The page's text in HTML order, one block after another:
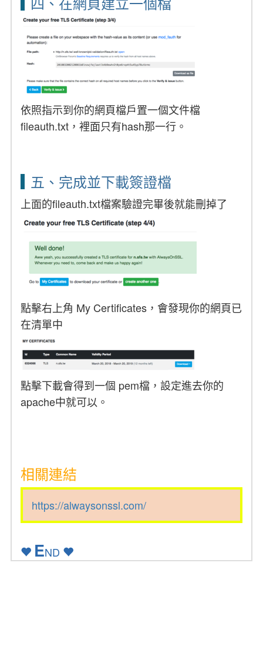
依照指示到你的網頁檔戶置一個文件檔
fileauth.txt，裡面只有hash那一行。
五、完成並下載簽證檔
上面的fileauth.txt檔案驗證完畢後就能刪掉了
點擊右上角 My Certificates，會發現你的網頁已
在清單中
點擊下載會得到一個 pem檔，設定進去你的
apache中就可以。
相關連結
https://alwaysonssl.com/
END